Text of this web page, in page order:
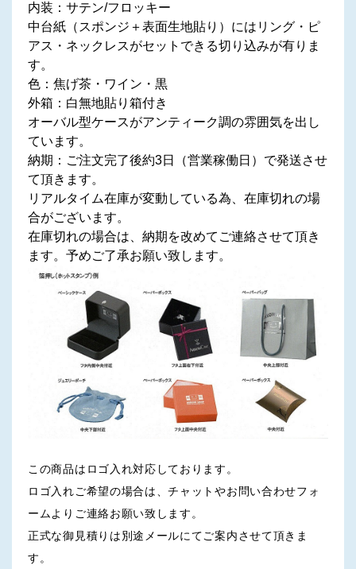
内装：サテン/フロッキー
中台紙（スポンジ＋表面生地貼り）にはリング・ピ
アス・ネックレスがセットできる切り込みが有りま
す。
色：焦げ茶・ワイン・黒
外箱：白無地貼り箱付き
オーバル型ケースがアンティーク調の雰囲気を出し
ています。
納期：ご注文完了後約3日（営業稼働日）で発送させ
て頂きます。
リアルタイム在庫が変動している為、在庫切れの場
合がございます。
在庫切れの場合は、納期を改めてご連絡させて頂き
ます。予めご了承お願い致します。
この商品はロゴ入れ対応しております。
ロゴ入れご希望の場合は、チャットやお問い合わせフォ
ームよりご連絡お願い致します。
正式な御見積りは別途メールにてご案内させて頂きま
す。